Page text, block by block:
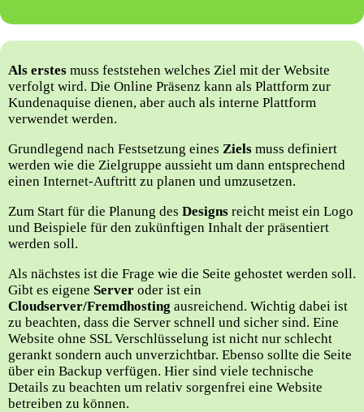
Als erstes muss feststehen welches Ziel mit der Website
verfolgt wird. Die Online Präsenz kann als Plattform zur
Kundenaquise dienen, aber auch als interne Plattform
verwendet werden.
Grundlegend nach Festsetzung eines Ziels muss definiert
werden wie die Zielgruppe aussieht um dann entsprechend
einen Internet-Auftritt zu planen und umzusetzen.
Zum Start für die Planung des Designs reicht meist ein Logo
und Beispiele für den zukünftigen Inhalt der präsentiert
werden soll.
Als nächstes ist die Frage wie die Seite gehostet werden soll.
Gibt es eigene Server oder ist ein
Cloudserver/Fremdhosting ausreichend. Wichtig dabei ist
zu beachten, dass die Server schnell und sicher sind. Eine
Website ohne SSL Verschlüsselung ist nicht nur schlecht
gerankt sondern auch unverzichtbar. Ebenso sollte die Seite
über ein Backup verfügen. Hier sind viele technische
Details zu beachten um relativ sorgenfrei eine Website
betreiben zu können.